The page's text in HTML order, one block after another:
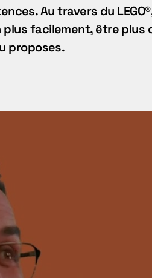
Au travers du
facilement, être plus
proposes.